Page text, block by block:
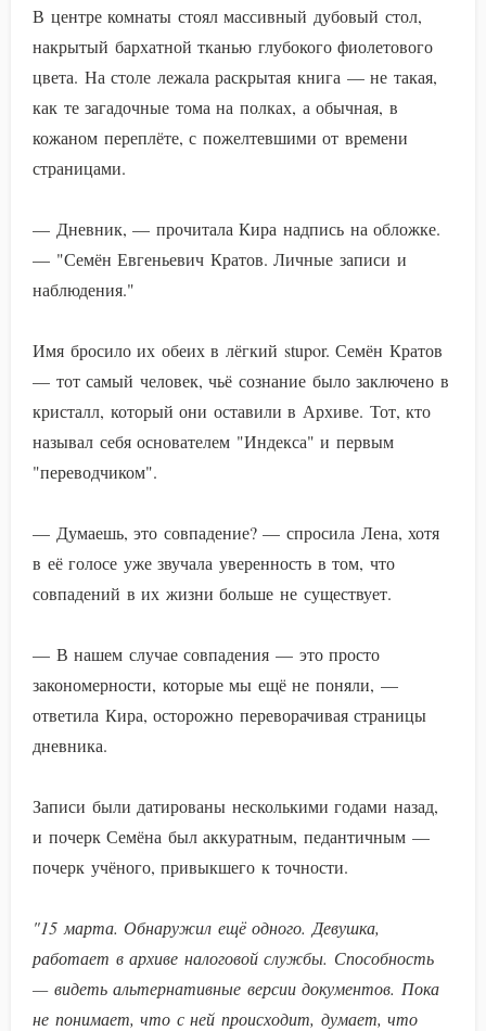
В центре комнаты стоял массивный дубовый стол,
накрытый бархатной тканью глубокого фиолетового
цвета. На столе лежала раскрытая книга — не такая,
как те загадочные тома на полках, а обычная, в
кожаном переплёте, с пожелтевшими от времени
страницами.
— Дневник, — прочитала Кира надпись на обложке.
— "Семён Евгеньевич Кратов. Личные записи и
наблюдения."
Имя бросило их обеих в лёгкий stupor. Семён Кратов
— тот самый человек, чьё сознание было заключено в
кристалл, который они оставили в Архиве. Тот, кто
называл себя основателем "Индекса" и первым
"переводчиком".
— Думаешь, это совпадение? — спросила Лена, хотя
в её голосе уже звучала уверенность в том, что
совпадений в их жизни больше не существует.
— В нашем случае совпадения — это просто
закономерности, которые мы ещё не поняли, —
ответила Кира, осторожно переворачивая страницы
дневника.
Записи были датированы несколькими годами назад,
и почерк Семёна был аккуратным, педантичным —
почерк учёного, привыкшего к точности.
"15 марта. Обнаружил ещё одного. Девушка,
работает в архиве налоговой службы. Способность
— видеть альтернативные версии документов. Пока
не понимает, что с ней происходит, думает, что